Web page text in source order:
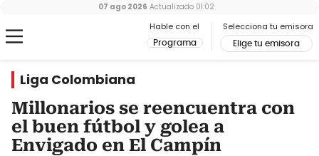
Hable con el
Programa
Selecciona tu emisora
Elige tu emisora
07 ago 2026 Actualizado 01:02
Liga Colombiana
Millonarios se reencuentra con
el buen fútbol y golea a
Envigado en El Campín